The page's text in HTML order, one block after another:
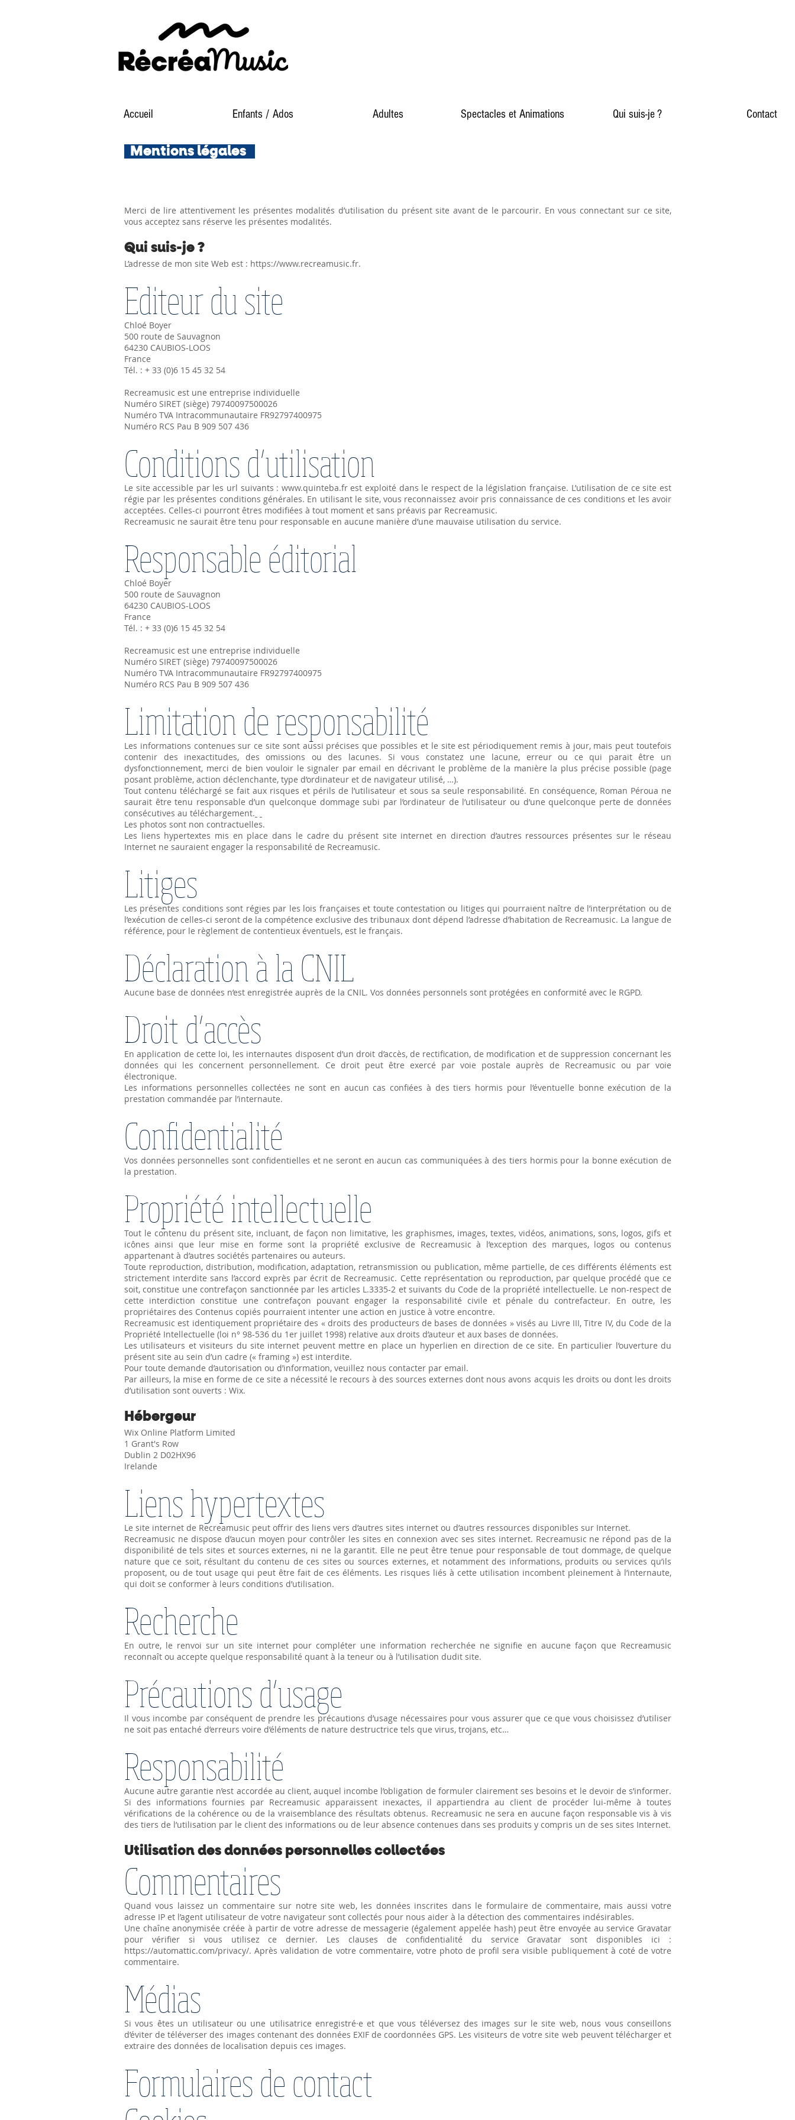
Accueil Enfants / Ados Adultes Spectacles et Animations Qui suis-je ? Contact
Mentions légales
Merci de lire attentivement les présentes modalités d’utilisation du présent site avant de le parcourir. En vous connectant sur ce site,
vous acceptez sans réserve les présentes modalités.
Qui suis-je ?
L’adresse de mon site Web est : https://www.recreamusic.fr.
Editeur du site
Chloé Boyer
500 route de Sauvagnon
64230 CAUBIOS-LOOS
France
Tél. : + 33 (0)6 15 45 32 54
Recreamusic est une entreprise individuelle
Numéro SIRET (siège) 79740097500026
Numéro TVA Intracommunautaire FR92797400975
Numéro RCS Pau B 909 507 436
Conditions d’utilisation
Le site accessible par les url suivants : www.quinteba.frest exploité dans le respect de la législation française. L’utilisation de ce site est
régie par les présentes conditions générales. En utilisant le site, vous reconnaissez avoir pris connaissance de ces conditions et les avoir
acceptées. Celles-ci pourront êtres modifiées à tout moment et sans préavis par Recreamusic.
Recreamusic ne saurait être tenu pour responsable en aucune manière d’une mauvaise utilisation du service.
Responsable éditorial
Chloé Boyer
500 route de Sauvagnon
64230 CAUBIOS-LOOS
France
Tél. : + 33 (0)6 15 45 32 54
Recreamusic est une entreprise individuelle
Numéro SIRET (siège) 79740097500026
Numéro TVA Intracommunautaire FR92797400975
Numéro RCS Pau B 909 507 436
Limitation de responsabilité
Les informations contenues sur ce site sont aussi précises que possibles et le site est périodiquement remis à jour, mais peut toutefois
contenir des inexactitudes, des omissions ou des lacunes. Si vous constatez une lacune, erreur ou ce qui parait être un
dysfonctionnement, merci de bien vouloir le signaler par email en décrivant le problème de la manière la plus précise possible (page
posant problème, action déclenchante, type d’ordinateur et de navigateur utilisé, …).
Tout contenu téléchargé se fait aux risques et périls de l’utilisateur et sous sa seule responsabilité. En conséquence, Roman Péroua ne
saurait être tenu responsable d’un quelconque dommage subi par l’ordinateur de l’utilisateur ou d’une quelconque perte de données
consécutives au téléchargement.
Les photos sont non contractuelles.
Les liens hypertextes mis en place dans le cadre du présent site internet en direction d’autres ressources présentes sur le réseau
Internet ne sauraient engager la responsabilité de Recreamusic.
Litiges
Les présentes conditions sont régies par les lois françaises et toute contestation ou litiges qui pourraient naître de l’interprétation ou de
l’exécution de celles-ci seront de la compétence exclusive des tribunaux dont dépend l’adresse d’habitation de Recreamusic. La langue de
référence, pour le règlement de contentieux éventuels, est le français.
Déclaration à la CNIL
Aucune base de données n’est enregistrée auprès de la CNIL. Vos données personnels sont protégées en conformité avec le RGPD.
Droit d’accès
En application de cette loi, les internautes disposent d’un droit d’accès, de rectification, de modification et de suppression concernant les
données qui les concernent personnellement. Ce droit peut être exercé par voie postale auprès de Recreamusic ou par voie
électronique.
Les informations personnelles collectées ne sont en aucun cas confiées à des tiers hormis pour l’éventuelle bonne exécution de la
prestation commandée par l’internaute.
Confidentialité
Vos données personnelles sont confidentielles et ne seront en aucun cas communiquées à des tiers hormis pour la bonne exécution de
la prestation.
Propriété intellectuelle
Tout le contenu du présent site, incluant, de façon non limitative, les graphismes, images, textes, vidéos, animations, sons, logos, gifs et
icônes ainsi que leur mise en forme sont la propriété exclusive de Recreamusic à l’exception des marques, logos ou contenus
appartenant à d’autres sociétés partenaires ou auteurs.
Toute reproduction, distribution, modification, adaptation, retransmission ou publication, même partielle, de ces différents éléments est
strictement interdite sans l’accord exprès par écrit de Recreamusic. Cette représentation ou reproduction, par quelque procédé que ce
soit, constitue une contrefaçon sanctionnée par les articles L.3335-2 et suivants du Code de la propriété intellectuelle. Le non-respect de
cette interdiction constitue une contrefaçon pouvant engager la responsabilité civile et pénale du contrefacteur. En outre, les
propriétaires des Contenus copiés pourraient intenter une action en justice à votre encontre.
Recreamusic est identiquement propriétaire des « droits des producteurs de bases de données » visés au Livre III, Titre IV, du Code de la
Propriété Intellectuelle (loi n° 98-536 du 1er juillet 1998) relative aux droits d’auteur et aux bases de données.
Les utilisateurs et visiteurs du site internet peuvent mettre en place un hyperlien en direction de ce site. En particulier l’ouverture du
présent site au sein d’un cadre (« framing ») est interdite.
Pour toute demande d’autorisation ou d’information, veuillez nous contacter par email.
Par ailleurs, la mise en forme de ce site a nécessité le recours à des sources externes dont nous avons acquis les droits ou dont les droits
d’utilisation sont ouverts : Wix.
Hébergeur
Wix Online Platform Limited
1 Grant's Row
Dublin 2 D02HX96
Irelande
Liens hypertextes
Le site internet de Recreamusic peut offrir des liens vers d’autres sites internet ou d’autres ressources disponibles sur Internet.
Recreamusic ne dispose d’aucun moyen pour contrôler les sites en connexion avec ses sites internet. Recreamusic ne répond pas de la
disponibilité de tels sites et sources externes, ni ne la garantit. Elle ne peut être tenue pour responsable de tout dommage, de quelque
nature que ce soit, résultant du contenu de ces sites ou sources externes, et notamment des informations, produits ou services qu’ils
proposent, ou de tout usage qui peut être fait de ces éléments. Les risques liés à cette utilisation incombent pleinement à l’internaute,
qui doit se conformer à leurs conditions d’utilisation.
Recherche
En outre, le renvoi sur un site internet pour compléter une information recherchée ne signifie en aucune façon que Recreamusic
reconnaît ou accepte quelque responsabilité quant à la teneur ou à l’utilisation dudit site.
Précautions d’usage
Il vous incombe par conséquent de prendre les précautions d’usage nécessaires pour vous assurer que ce que vous choisissez d’utiliser
ne soit pas entaché d’erreurs voire d’éléments de nature destructrice tels que virus, trojans, etc…
Responsabilité
Aucune autre garantie n’est accordée au client, auquel incombe l’obligation de formuler clairement ses besoins et le devoir de s’informer.
Si des informations fournies par Recreamusic apparaissent inexactes, il appartiendra au client de procéder lui-même à toutes
vérifications de la cohérence ou de la vraisemblance des résultats obtenus. Recreamusic ne sera en aucune façon responsable vis à vis
des tiers de l’utilisation par le client des informations ou de leur absence contenues dans ses produits y compris un de ses sites Internet.
Utilisation des données personnelles collectées
Commentaires
Quand vous laissez un commentaire sur notre site web, les données inscrites dans le formulaire de commentaire, mais aussi votre
adresse IP et l’agent utilisateur de votre navigateur sont collectés pour nous aider à la détection des commentaires indésirables.
Une chaîne anonymisée créée à partir de votre adresse de messagerie (également appelée hash) peut être envoyée au service Gravatar
pour vérifier si vous utilisez ce dernier. Les clauses de confidentialité du service Gravatar sont disponibles ici :
https://automattic.com/privacy/. Après validation de votre commentaire, votre photo de profil sera visible publiquement à coté de votre
commentaire.
Médias
Si vous êtes un utilisateur ou une utilisatrice enregistré·e et que vous téléversez des images sur le site web, nous vous conseillons
d’éviter de téléverser des images contenant des données EXIF de coordonnées GPS. Les visiteurs de votre site web peuvent télécharger et
extraire des données de localisation depuis ces images.
Formulaires de contact